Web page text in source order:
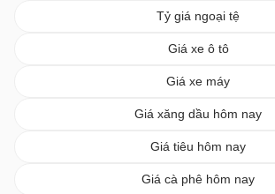
Tỷ giá ngoại tệ
Giá xe ô tô
Giá xe máy
Giá xăng dầu hôm nay
Giá tiêu hôm nay
Giá cà phê hôm nay